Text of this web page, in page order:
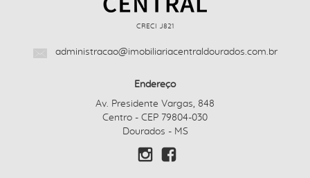
CRECI J821
administracao@imobiliariacentraldourados.com.br
Endereço
Av. Presidente Vargas, 848
Centro - CEP 79804-030
Dourados - MS